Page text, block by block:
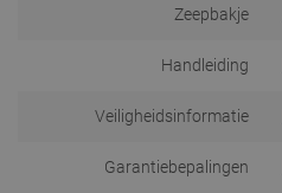
Zeepbakje
Handleiding
Veiligheidsinformatie
Garantiebepalingen